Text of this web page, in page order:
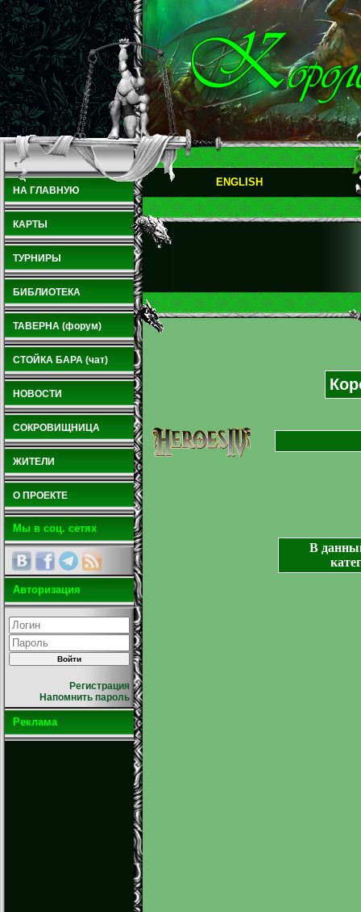
НА ГЛАВНУЮ
КАРТЫ
ТУРНИРЫ
БИБЛИОТЕКА
ТАВЕРНА (форум)
СТОЙКА БАРА (чат)
НОВОСТИ
СОКРОВИЩНИЦА
ЖИТЕЛИ
О ПРОЕКТЕ
Мы в соц. сетях
Авторизация
Регистрация
Напомнить пароль
Реклама
ENGLISH
В